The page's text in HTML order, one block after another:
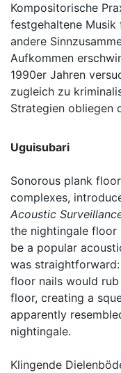
Kompositorische
festgehaltene
andere
Aufkommen
1990er Jahren
zugleich zu
Strategien obliegen
Uguisubari
Sonorous plank
complexes,
Acoustic
the nightingale
be a popular
was
floor nails would
floor, creating a
apparently
nightingale.
Klingende